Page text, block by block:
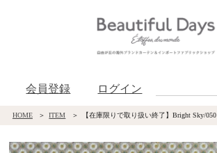
会員登録 ログイン
HOME ITEM 【在庫限りで取り扱い終了】Bright Sky/050